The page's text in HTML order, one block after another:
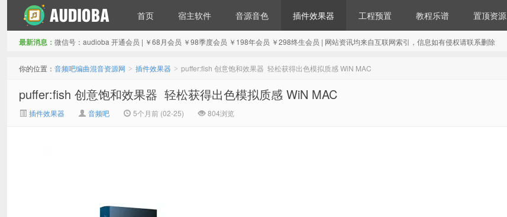
首页 宿主软件 音源音色 插件效果器 工程预置 教程乐谱 置顶资源
最新消息： 微信号：audioba 开通会员 | ￥68月会员 ￥98季度会员 ￥198年会员 ￥298终生会员 | 网站资讯均来自互联网索引，信息如有侵权请联系删除
你的位置： 音频吧编曲混音资源网 > 插件效果器 > puffer:fish 创意饱和效果器 轻松获得出色模拟质感 WiN MAC
puffer:fish 创意饱和效果器 轻松获得出色模拟质感 WiN MAC
插件效果器 音频吧 5个月前 (02-25) 804浏览